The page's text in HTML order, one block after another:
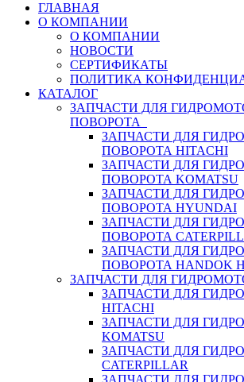
ГЛАВНАЯ
О КОМПАНИИ
О КОМПАНИИ
НОВОСТИ
СЕРТИФИКАТЫ
ПОЛИТИКА
КАТАЛОГ
ЗАПЧАСТИ ДЛЯ
ПОВОРОТА
ЗАПЧАСТИ ДЛЯ
ПОВОРОТА HITACHI
ЗАПЧАСТИ ДЛЯ
ПОВОРОТА KOMATSU
ЗАПЧАСТИ ДЛЯ
ПОВОРОТА HYUNDAI
ЗАПЧАСТИ ДЛЯ
ПОВОРОТА
ЗАПЧАСТИ ДЛЯ
ПОВОРОТА HANDOK
ЗАПЧАСТИ ДЛЯ
ЗАПЧАСТИ ДЛЯ
HITACHI
ЗАПЧАСТИ ДЛЯ
KOMATSU
ЗАПЧАСТИ ДЛЯ
CATERPILLAR
ЗАПЧАСТИ ДЛЯ